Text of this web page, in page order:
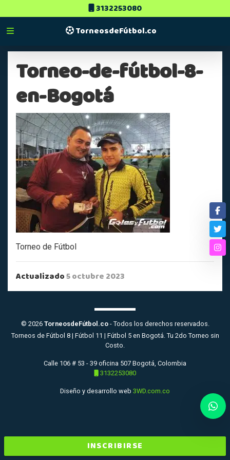
3132253080
TorneosdeFútbol.co
Torneo-de-fútbol-8-
en-Bogotá
Torneo de Fútbol
Actualizado5 octubre 2023
INSCRIBIRSE
© 2026 TorneosdeFútbol.co- Todos los derechos reservados.
Torneos de Fútbol 8 | Fútbol 11 | Fútbol 5 en Bogotá. Tu 2do Torneo sin
Costo.
Calle 106 # 53 - 39 oficina 507 Bogotá, Colombia
3132253080
Diseño y desarrollo web 3WD.com.co